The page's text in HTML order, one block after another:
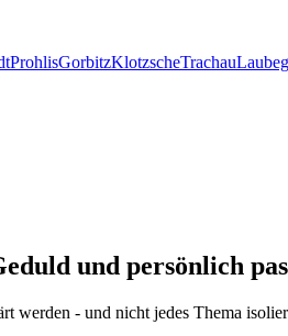
ProhlisGorbitzKlotzscheTrachau
und persönlich
werden - und nicht jedes Thema